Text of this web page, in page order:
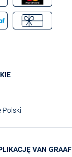
Polski
VAN